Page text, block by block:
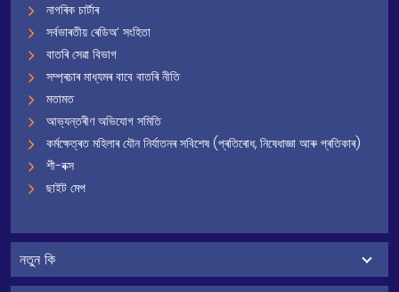
নাগৰিক চাৰ্টাৰ
সৰ্বভাৰতীয় ৰেডিঅ’ সংহিতা
বাতৰি সেৱা বিভাগ
সম্প্ৰচাৰ মাধ্যমৰ বাবে বাতৰি নীতি
মতামত
আভ্যন্তৰীণ অভিযোগ সমিতি
কৰ্মক্ষেত্ৰত মহিলাৰ যৌন নিৰ্যাতনৰ সবিশেষ (প্ৰতিৰোধ, নিষেধাজ্ঞা আৰু প্ৰতিকাৰ)
শী-বক্স
ছাইট মেপ
নতুন কি